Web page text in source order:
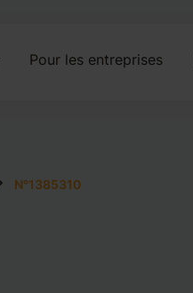
Pour les entreprises
N°1385310